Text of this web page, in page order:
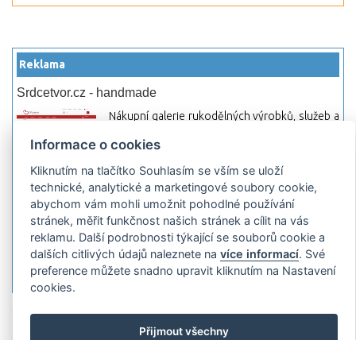
Reklama
Srdcetvor.cz - handmade
Nákupní galerie rukodělných výrobků, služeb a
začít prodávat nebo jen nakupovat.
Hledej-hosting.cz - webhosting, VPS
hosting
Přehled webhostingových, multihosting a VPS
hosting programů s možností jejich
pokročilého vyhledávání a porovnávání.
Najděte si jednoduše vhodný hosting.
Reklama Podmínky používání
Informace o cookies
Kliknutím na tlačítko Souhlasím se vším se uloží
technické, analytické a marketingové soubory cookie,
abychom vám mohli umožnit pohodlné používání
stránek, měřit funkčnost našich stránek a cílit na vás
reklamu. Další podrobnosti týkající se souborů cookie a
dalších citlivých údajů naleznete navíce informací. Své
preference můžete snadno upravit kliknutím na Nastavení
cookies.
Přijmout všechny